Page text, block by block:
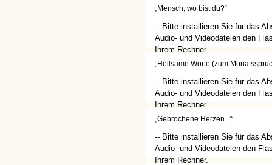
(http://get.adobe.com/de/
„Mensch, wo bist du?“
-- Bitte installieren Sie für das
Audio- und Videodateien den
Ihrem Rechner.
(http://get.adobe.com/de/
„Heilsame Worte (zum
-- Bitte installieren Sie für das
Audio- und Videodateien den
Ihrem Rechner.
(http://get.adobe.com/de/
„Gebrochene Herzen...“
-- Bitte installieren Sie für das
Audio- und Videodateien den
Ihrem Rechner.